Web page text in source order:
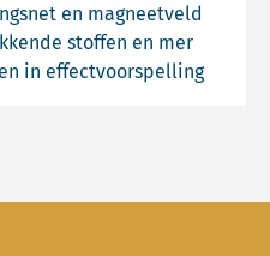
en magneetveld
Hoogspanningsnet-en-
stoffen en mer
Zeer-zorgwekkende-
in effectvoorspelling
Onzekerheden-in-